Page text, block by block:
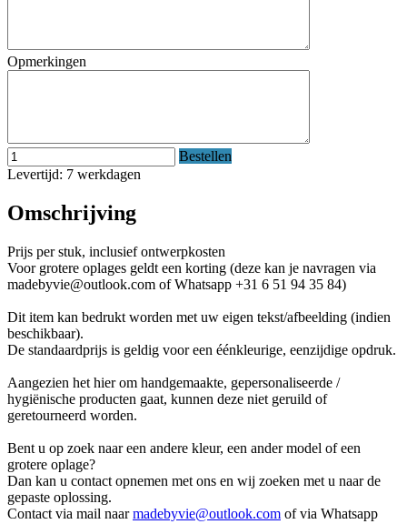
Opmerkingen
Bestellen
Levertijd: 7 werkdagen
Omschrijving
Prijs per stuk, inclusief ontwerpkosten
Voor grotere oplages geldt een korting (deze kan je navragen via
madebyvie@outlook.com of Whatsapp +31 6 51 94 35 84)
Dit item kan bedrukt worden met uw eigen tekst/afbeelding (indien
beschikbaar).
De standaardprijs is geldig voor een éénkleurige, eenzijdige opdruk.
Aangezien het hier om handgemaakte, gepersonaliseerde /
hygiënische producten gaat, kunnen deze niet geruild of
geretourneerd worden.
Bent u op zoek naar een andere kleur, een ander model of een
grotere oplage?
Dan kan u contact opnemen met ons en wij zoeken met u naar de
gepaste oplossing.
Contact via mail naarmadebyvie@outlook.com of via Whatsapp